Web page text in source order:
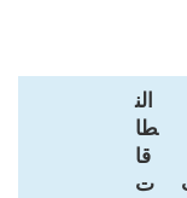
الن
طا
قا
ت